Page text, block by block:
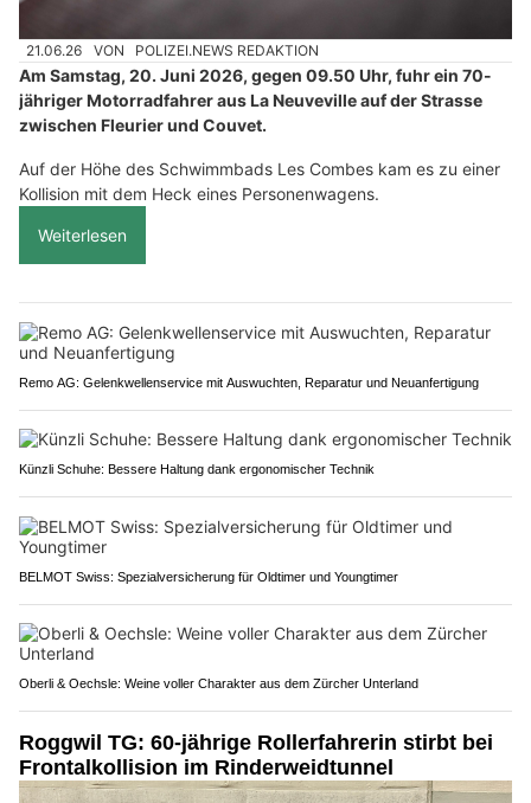
21.06.26 VON POLIZEI.NEWS REDAKTION
Am Samstag, 20. Juni 2026, gegen 09.50 Uhr, fuhr ein 70-
jähriger Motorradfahrer aus La Neuveville auf der Strasse
zwischen Fleurier und Couvet.
Auf der Höhe des Schwimmbads Les Combes kam es zu einer
Kollision mit dem Heck eines Personenwagens.
Weiterlesen
Remo AG: Gelenkwellenservice mit Auswuchten, Reparatur und Neuanfertigung
Künzli Schuhe: Bessere Haltung dank ergonomischer Technik
BELMOT Swiss: Spezialversicherung für Oldtimer und Youngtimer
Oberli & Oechsle: Weine voller Charakter aus dem Zürcher Unterland
Roggwil TG: 60-jährige Rollerfahrerin stirbt bei
Frontalkollision im Rinderweidtunnel